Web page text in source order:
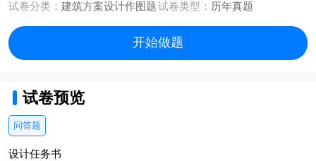
试卷分类： 建筑方案设计作图题试卷类型： 历年真题
开始做题
试卷预览
问答题
设计任务书